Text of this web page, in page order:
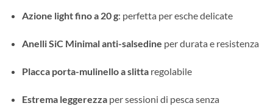
Azione light fino a 20 g: perfetta per esche delicate
Anelli SiC Minimal anti-salsedine per durata e resistenza
Placca porta-mulinello a slittaregolabile
Estrema leggerezzaper sessioni di pesca senza